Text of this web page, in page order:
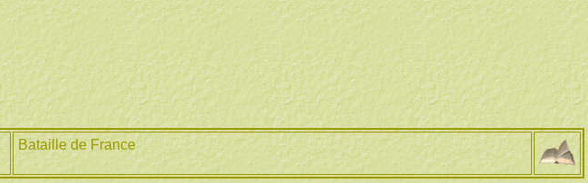
Bataille de France